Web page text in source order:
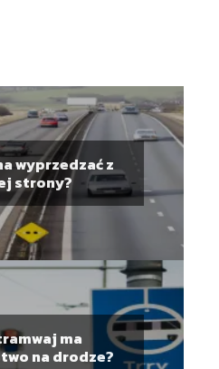
wyprzedzać z
strony?
ma
na drodze?